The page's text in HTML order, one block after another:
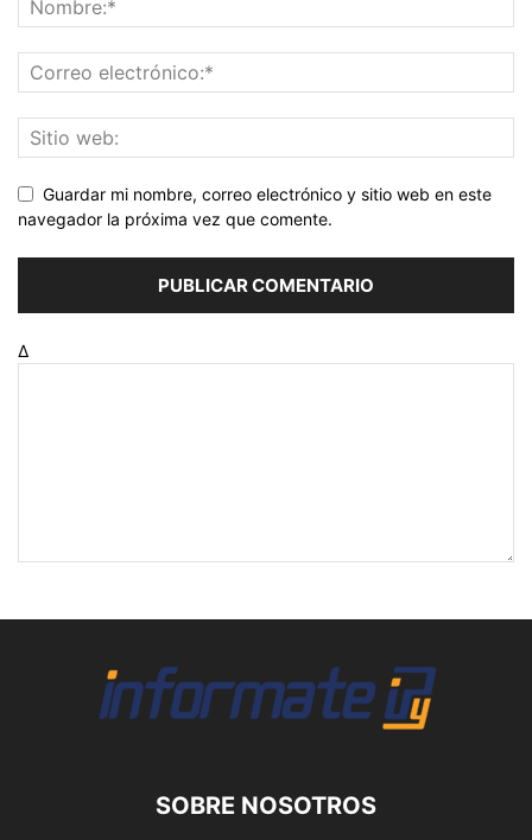
Guardar mi nombre, correo electrónico y sitio web en este
navegador la próxima vez que comente.
Δ
SOBRE NOSOTROS